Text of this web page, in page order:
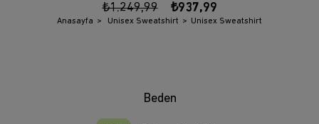
₺1.249,99 ₺937,99
Anasayfa Unisex Sweatshirt Unisex Sweatshirt
Beden